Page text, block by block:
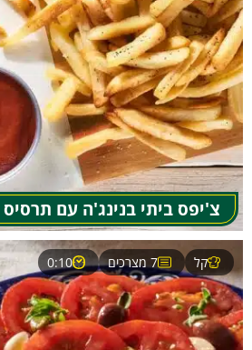
צ'יפס ביתי בנינג'ה עם
קל 7 מצרכים 0:10